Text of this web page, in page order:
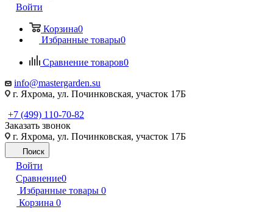
Войти
Корзина0
Избранные товары0
Сравнение товаров0
info@mastergarden.su
г. Яхрома, ул. Починковская, участок 17Б
+7 (499) 110-70-82
Заказать звонок
г. Яхрома, ул. Починковская, участок 17Б
Поиск
Войти
Сравнение0
Избранные товары 0
Корзина 0